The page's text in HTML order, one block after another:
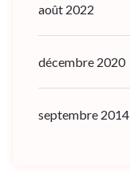
août 2022
décembre 2020
septembre 2014